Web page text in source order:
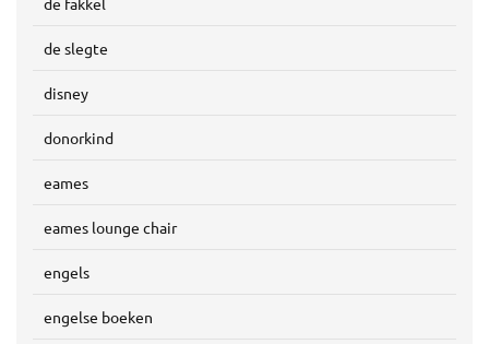
de slegte
disney
donorkind
eames
eames lounge chair
engels
engelse boeken